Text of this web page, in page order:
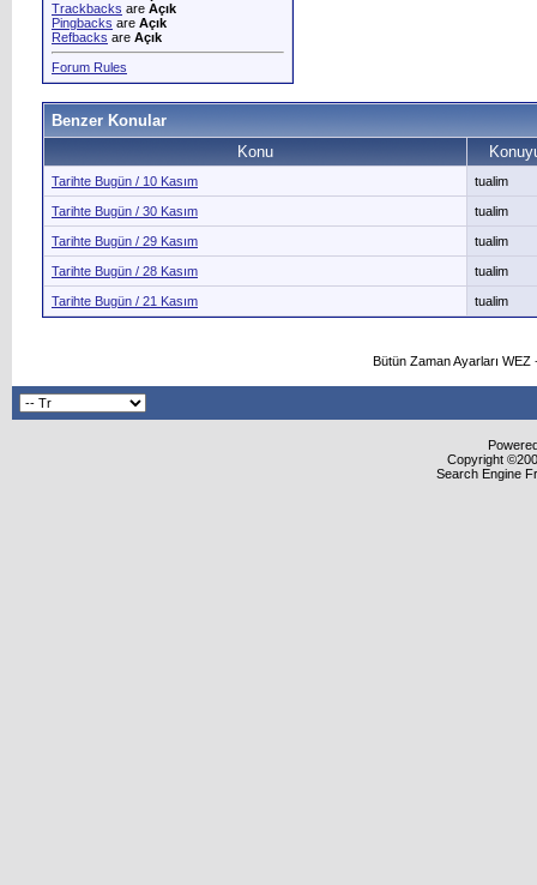
Trackbacks are Açık
Pingbacks are Açık
Refbacks are Açık
Forum Rules
Benzer Konular
Konu
Tarihte Bugün / 10 Kasım tualim
Tarihte Bugün / 30 Kasım tualim
Tarihte Bugün / 29 Kasım tualim
Tarihte Bugün / 28 Kasım tualim
Tarihte Bugün / 21 Kasım tualim
Bütün Zaman Ayarları
Copyright
Search Engine